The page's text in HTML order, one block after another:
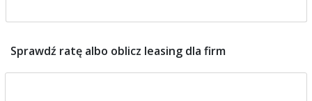
Sprawdź ratę albo oblicz leasing dla firm